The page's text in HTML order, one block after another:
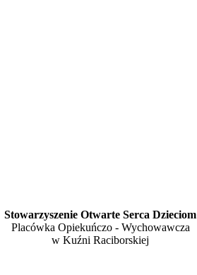
Stowarzyszenie Otwarte Serca Dzieciom
Placówka Opiekuńczo - Wychowawcza
w Kuźni Raciborskiej